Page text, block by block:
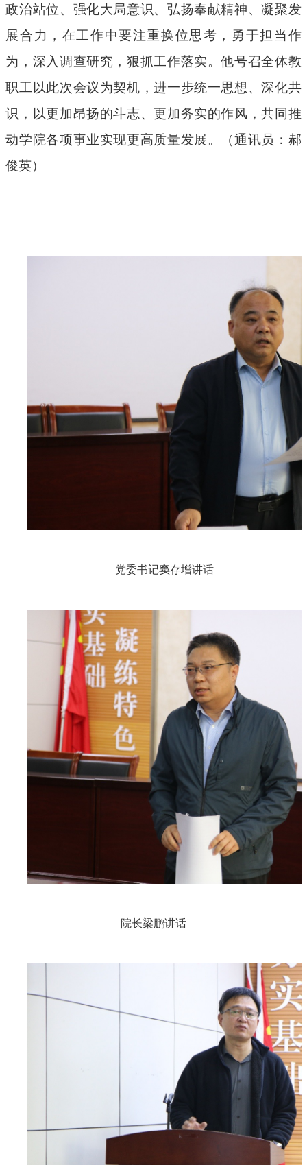
政治站位、强化大局意识、弘扬奉献精神、凝聚发
展合力，在工作中要注重换位思考，勇于担当作
为，深入调查研究，狠抓工作落实。他号召全体教
职工以此次会议为契机，进一步统一思想、深化共
识，以更加昂扬的斗志、更加务实的作风，共同推
动学院各项事业实现更高质量发展。（通讯员：郝
俊英）
党委书记窦存增讲话
院长梁鹏讲话